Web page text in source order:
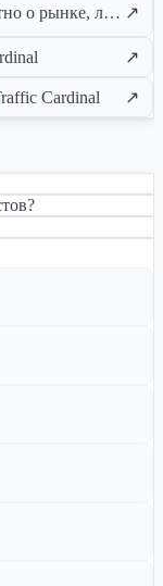
TRAFFIC TAXI | Никита Кустов | Честно о рынке, людях и запуске шоу ↗
↗
Cardinal ↗